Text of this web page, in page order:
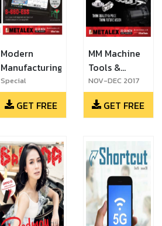
Modern
Manufacturing
Special
November 2017
GET FREE
MM Machine
Tools &
Metalworking
NOV-DEC 2017
GET FREE